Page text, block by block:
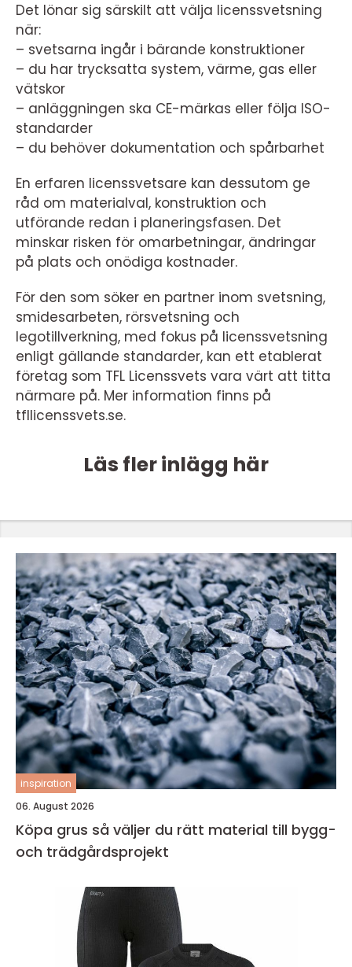
Det lönar sig särskilt att välja licenssvetsning
när:
– svetsarna ingår i bärande konstruktioner
– du har trycksatta system, värme, gas eller
vätskor
– anläggningen ska CE-märkas eller följa ISO-
standarder
– du behöver dokumentation och spårbarhet
En erfaren licenssvetsare kan dessutom ge
råd om materialval, konstruktion och
utförande redan i planeringsfasen. Det
minskar risken för omarbetningar, ändringar
på plats och onödiga kostnader.
För den som söker en partner inom svetsning,
smidesarbeten, rörsvetsning och
legotillverkning, med fokus på licenssvetsning
enligt gällande standarder, kan ett etablerat
företag som TFL Licenssvets vara värt att titta
närmare på. Mer information finns på
tfllicenssvets.se.
Läs fler inlägg här
inspiration
06. August 2026
Köpa grus så väljer du rätt material till bygg-
och trädgårdsprojekt